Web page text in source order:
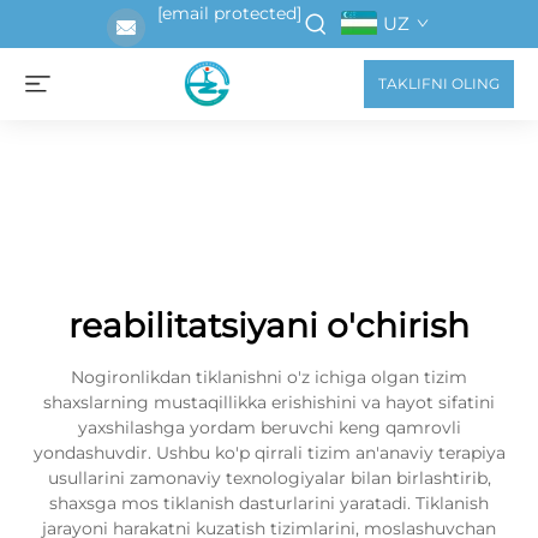
[email protected] UZ
TAKLIFNI OLING
reabilitatsiyani o'chirish
Nogironlikdan tiklanishni o'z ichiga olgan tizim
shaxslarning mustaqillikka erishishini va hayot sifatini
yaxshilashga yordam beruvchi keng qamrovli
yondashuvdir. Ushbu ko'p qirrali tizim an'anaviy terapiya
usullarini zamonaviy texnologiyalar bilan birlashtirib,
shaxsga mos tiklanish dasturlarini yaratadi. Tiklanish
jarayoni harakatni kuzatish tizimlarini, moslashuvchan